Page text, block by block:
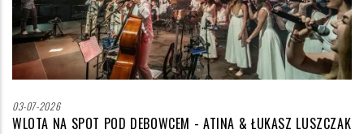
03-07-2026
WLOTA NA SPOT POD DEBOWCEM - ATINA & ŁUKASZ LUSZCZAK